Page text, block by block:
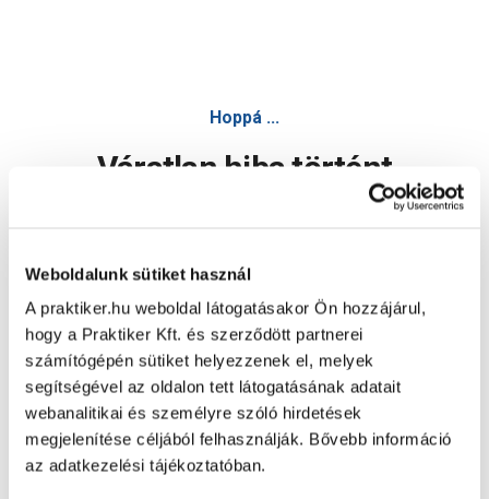
Weboldalunk sütiket használ
A praktiker.hu weboldal látogatásakor Ön hozzájárul,
hogy a Praktiker Kft. és szerződött partnerei
számítógépén sütiket helyezzenek el, melyek
segítségével az oldalon tett látogatásának adatait
webanalitikai és személyre szóló hirdetések
megjelenítése céljából felhasználják. Bővebb információ
az adatkezelési tájékoztatóban.
Hoppá ...
Váratlan hiba történt
Oldal újratöltése